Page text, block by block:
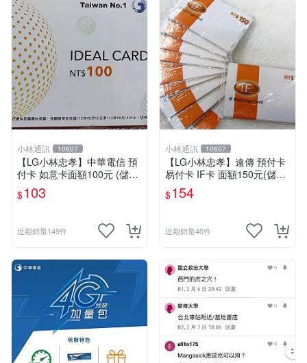
小林通訊 10607
【LG小林忠孝】中華電信 預
付卡 如意卡面額100元 (儲值
卡/補充卡)
$103
近期銷量149件
小林通訊 10607
【LG小林忠孝】遠傳 預付卡
易付卡 IF卡 面額150元(儲值
卡/補充卡)
$154
近期銷量40件